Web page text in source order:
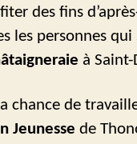
des fins
les personnes
à
chance de
Jeunesse de